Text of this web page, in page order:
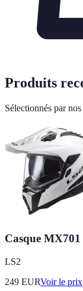
Produits
Sélectionnés par
Casque
LS2
249 EURVoir le prix